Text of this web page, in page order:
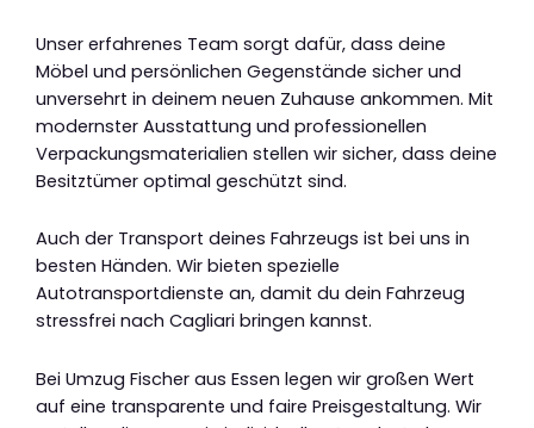
Unser erfahrenes Team sorgt dafür, dass deine
Möbel und persönlichen Gegenstände sicher und
unversehrt in deinem neuen Zuhause ankommen. Mit
modernster Ausstattung und professionellen
Verpackungsmaterialien stellen wir sicher, dass deine
Besitztümer optimal geschützt sind.
Auch der Transport deines Fahrzeugs ist bei uns in
besten Händen. Wir bieten spezielle
Autotransportdienste an, damit du dein Fahrzeug
stressfrei nach Cagliari bringen kannst.
Bei Umzug Fischer aus Essen legen wir großen Wert
auf eine transparente und faire Preisgestaltung. Wir